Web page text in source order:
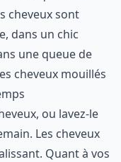
cheveux sont
dans un chic
une queue de
cheveux mouillés
ou lavez-le
Les cheveux
Quant à vos